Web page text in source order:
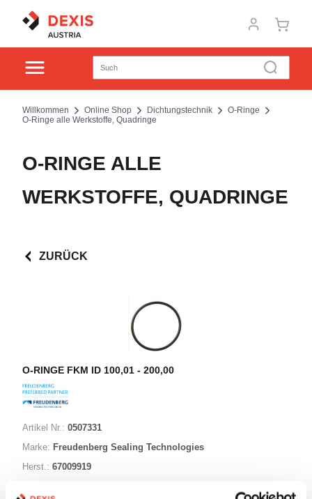
Willkommen Online Shop Dichtungstechnik
O-Ringe
O-Ringe alle Werkstoffe, Quadringe
O-RINGE ALLE
WERKSTOFFE, QUADRINGE
ZURÜCK
O-RINGE FKM ID 100,01 - 200,00
Artikel Nr.: 0507331
Marke: Freudenberg Sealing Technologies
Herst.: 67009919